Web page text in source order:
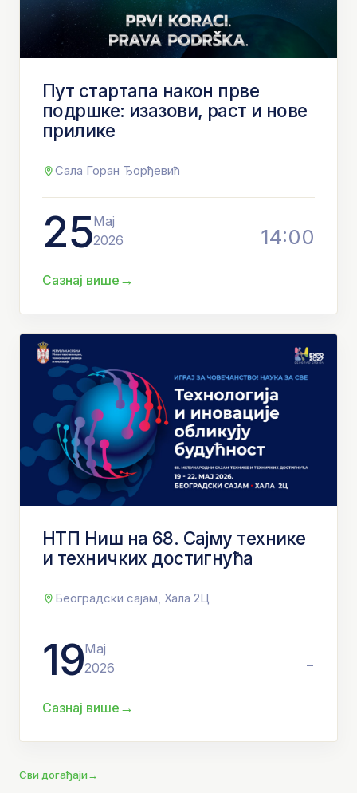
Пут стартапа након прве
подршке: изазови, раст и нове
прилике
Сала Горан Ђорђевић
25Мај
2026
14:00
Сазнај више →
НТП Ниш на 68. Сајму технике
и техничких достигнућа
Београдски сајам, Хала 2Ц
19Мај
2026
-
Сазнај више →
Сви догађаји→